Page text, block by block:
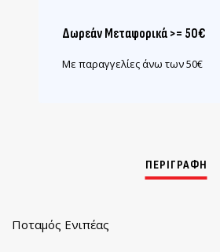
Δωρεάν Μεταφορικά >= 50€
Με παραγγελίες άνω των 50€
Ποταμός Ενιπέας